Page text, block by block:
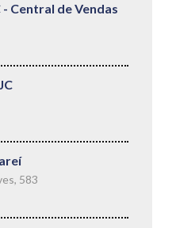
- Central de Vendas
583